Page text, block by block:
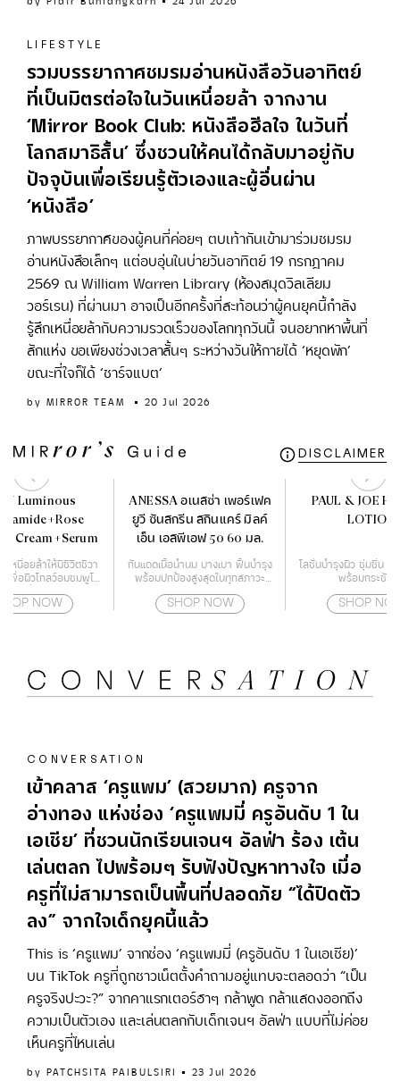
LIFESTYLE
รวมบรรยากาศชมรมอ่านหนังสือวันอาทิตย์
ที่เป็นมิตรต่อใจในวันเหนื่อยล้า จากงาน
‘Mirror Book Club: หนังสือฮีลใจ ในวันที่
โลกสมาธิสั้น’ ซึ่งชวนให้คนได้กลับมาอยู่กับ
ปัจจุบันเพื่อเรียนรู้ตัวเองและผู้อื่นผ่าน
‘หนังสือ’
ภาพบรรยากาศของผู้คนที่ค่อยๆ ตบเท้ากันเข้ามาร่วมชมรม
อ่านหนังสือเล็กๆ แต่อบอุ่นในบ่ายวันอาทิตย์ 19 กรกฎาคม
2569 ณ William Warren Library (ห้องสมุดวิลเลียม
วอร์เรน) ที่ผ่านมา อาจเป็นอีกครั้งที่สะท้อนว่าผู้คนยุคนี้กำลัง
รู้สึกเหนื่อยล้ากับความรวดเร็วของโลกทุกวันนี้ จนอยากหาพื้นที่
สักแห่ง ขอเพียงช่วงเวลาสั้นๆ ระหว่างวันให้กายได้ ‘หยุดพัก’
ขณะที่ใจก็ได้ ‘ชาร์จแบต’
by MIRROR TEAM 20 Jul 2026
DISCLAIMER
Luminous
Cream+Serum
เหนื่อยล้าให้มีชีวิตชีวา
เพื่อผิวโกลว์อมชมพูโร
NOW
ANESSA อเนสซ่า เพอร์เฟค
ยูวี ซันสกรีน สกินแคร์ มิลค์
เอ็น เอสพีเอฟ 50 60 มล.
กันแดดเนื้อน้ำนม บางเบา ฟื้นบำรุง
พร้อมปกป้องสูงสุดในทุกสภาวะ
SHOP NOW
PAUL & JOE
LOTION
โลชั่นบำรุงผิว ชุ่มชื่น แล
พร้อมกระชับผิ
SHOP
CONVERSATION
เข้าคลาส ‘ครูแพม’ (สวยมาก) ครูจาก
อ่างทอง แห่งช่อง ‘ครูแพมมี่ ครูอันดับ 1 ใน
เอเชีย’ ที่ชวนนักเรียนเจนฯ อัลฟ่า ร้อง เต้น
เล่นตลก ไปพร้อมๆ รับฟังปัญหาทางใจ เมื่อ
ครูที่ไม่สามารถเป็นพื้นที่ปลอดภัย “ได้ปิดตัว
ลง” จากใจเด็กยุคนี้แล้ว
This is ‘ครูแพม’ จากช่อง ‘ครูแพมมี่ (ครูอันดับ 1 ในเอเชีย)’
บน TikTok ครูที่ถูกชาวเน็ตตั้งคำถามอยู่แทบจะตลอดว่า “เป็น
ครูจริงปะวะ?” จากคาแรกเตอร์ฮาๆ กล้าพูด กล้าแสดงออกถึง
ความเป็นตัวเอง และเล่นตลกกับเด็กเจนฯ อัลฟ่า แบบที่ไม่ค่อย
เห็นครูที่ไหนเล่น
by PATCHSITA PAIBULSIRI 23 Jul 2026